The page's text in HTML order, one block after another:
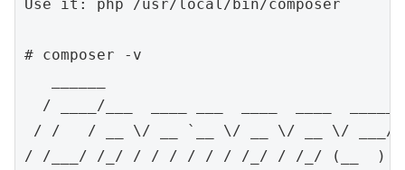
Use it: php /usr/local/bin/composer
# composer -v
/ ____/___  ____ ___  ____  ____
/ /   / __ \/ __ `__ \/ __ \/ __ \/ ___/
/ /___/ /_/ / / / / / / /_/ / /_/ (__  )